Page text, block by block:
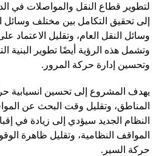
لتطوير قطاع النقل والمواصلات في
إلى تحقيق التكامل بين مختلف وسائل
وسائل النقل العام، وتقليل الاعتماد
وتشمل هذه الرؤية أيضًا تطوير البنية
وتحسين إدارة حركة المرور.
يهدف المشروع إلى تحسين انسيابية
المناطق، وتقليل وقت البحث عن
النظام الجديد سيؤدي إلى زيادة في
المواقف النظامية، وتقليل ظاهرة
حركة السير.